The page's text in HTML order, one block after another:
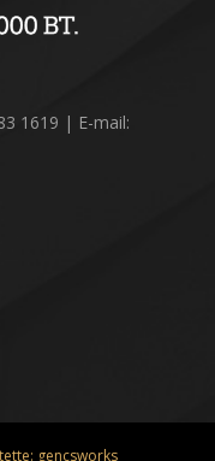
1619 | E-mail:
gencsworks